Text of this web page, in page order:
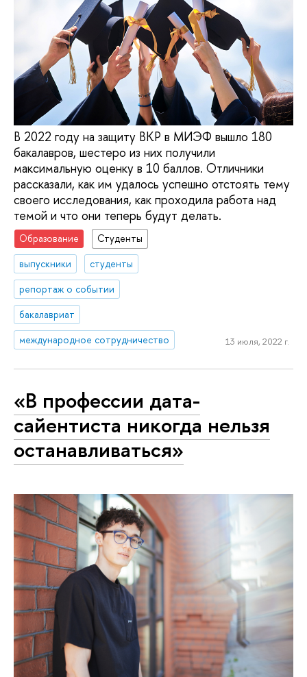
В 2022 году на защиту ВКР в МИЭФ вышло 180
бакалавров, шестеро из них получили
максимальную оценку в 10 баллов. Отличники
рассказали, как им удалось успешно отстоять тему
своего исследования, как проходила работа над
темой и что они теперь будут делать.
Образование
Студенты
выпускники
студенты
репортаж о событии
бакалавриат
международное сотрудничество
13 июля, 2022 г.
«В профессии дата-
сайентиста никогда нельзя
останавливаться»